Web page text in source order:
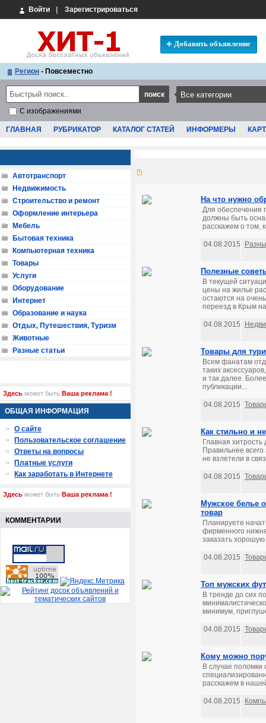
Войти Зарегистрироваться
Добавить объявление
Регион - Повсеместно
С изображениями
ГЛАВНАЯ РУБРИКАТОР КАТАЛОГ СТАТЕЙ ИНФОРМЕРЫ
На что нужно
Для обеспечения
должны быть
расскажем о том,
04.08.2015
Полезные
В текущей
цены на жилье
остаются на
переезд в Крым
04.08.2015
Товары для
Всем фанатам
таких
и так далее.
публикации...
04.08.2015
Как стильно и
Главная хитрость
Правильнее
не взлетели в
04.08.2015
Мужское белье
товар
Планируете
фирменного
заказать
04.08.2015
Топ мужских
В тренде до сих
минимум,
04.08.2015
Кому можно
В случае поломки
расскажем в
04.08.2015
Автотранспорт
Недвижимость
Строительство и ремонт
Оформление интерьера
Мебель
Бытовая техника
Компьютерная техника
Товары
Услуги
Оборудование
Интернет
Образование и наука
Отдых, Путешествия, Туризм
Животные
Разные статьи
Здесь может быть Ваша реклама !
ОБЩАЯ ИНФОРМАЦИЯ
О сайте
Пользовательское соглашение
Ответы на вопросы
Платные услуги
Как заработать в Интернете
Здесь может быть Ваша реклама !
КОММЕНТАРИИ